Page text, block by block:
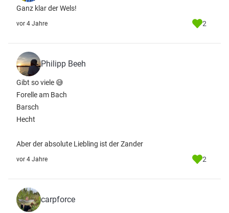
Ganz klar der Wels!
vor 4 Jahre 2
Philipp Beeh
Gibt so viele 😅
Forelle am Bach
Barsch
Hecht
Aber der absolute Liebling ist der Zander
vor 4 Jahre 2
carpforce